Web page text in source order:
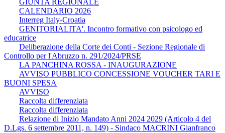
CALENDARIO 2026
Interreg Italy-Croatia
GENITORIALITA'. Incontro formativo con psicologo ed
educatrice
Deliberazione della Corte dei Conti - Sezione Regionale di
Controllo per l'Abruzzo n. 291/2024/PRSE
LA PANCHINA ROSSA - INAUGURAZIONE
AVVISO PUBBLICO CONCESSIONE VOUCHER TARI E
BUONI SPESA
AVVISO
Raccolta differenziata
Raccolta differenziata
Relazione di Inizio Mandato Anni 2024 2029 (Articolo 4 del
D.Lgs. 6 settembre 2011, n. 149) - Sindaco MACRINI Gianfranco